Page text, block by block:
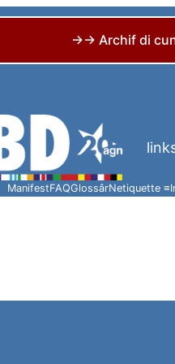
→→ Archif di
ManifestFAQGlossârNetiquette ≡